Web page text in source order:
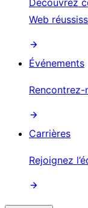
Web
Événements
Rencontrez-
Carrières
Rejoignez